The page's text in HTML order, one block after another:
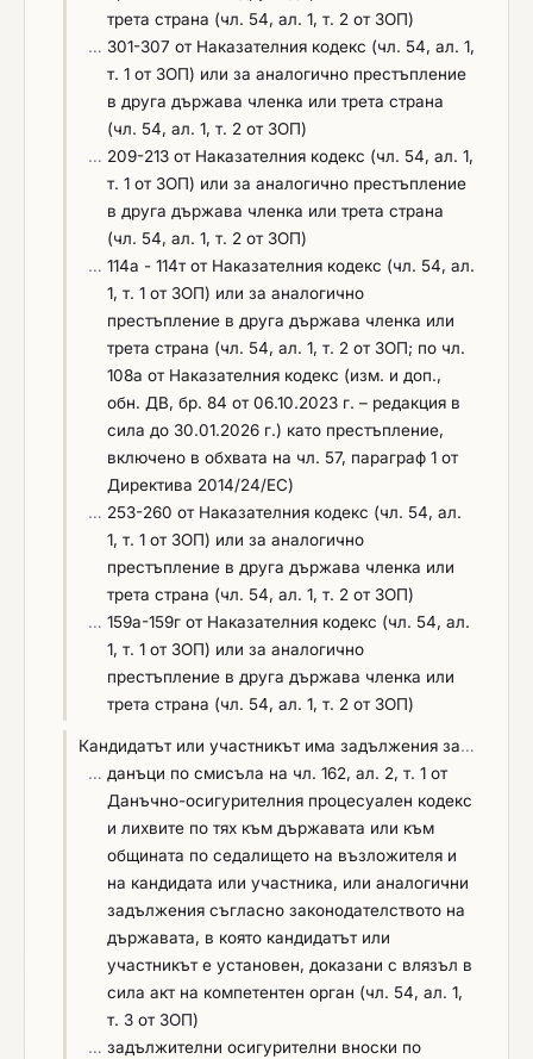
услугите, които са идентични или сходни с
предмета на обществената поръчка, изпълнени
за последните 3 (три) години, считано от датата
на подаване на офертата, с посочване на
гореописаната информация, стойностите, датите
и получателите на услугата. Списъкът се
попълва в ЕЕДОП (част IV, буква В „Технически
и професионални способности“). При поискване
от страна на възложителя, в случаите по чл. 67,
ал. 5 от ЗОП и при сключване на договор,
съгласно чл. 112, ал. 1, т. 2 от ЗОП, участникът
представя документите, които доказват
извършването на посочената в ЕЕДОП услуга.
Доказателствата следва да бъдат издадени от
получателя на услугата или чрез посочване на
публичен регистър, в който е публикувана
информация за услугата, съгласно чл. 67, ал. 8
от ЗОП.
притежава документ, удостоверяващ
придобитата минимум III-та квалификационна
група при безопасност при работа по
електрически уредби и мрежи до 1000V по реда
на Правилника за безопасност и здраве при
работа по електрообзавеждането с напрежение
до 1000 V, или еквивалентен документ, съгласно
законодателството на държавата членка, в която
е установен участникът. При подаване на
офертата, участникът декларира съответствието
си с изискването по т. 2, като предоставя списък
на лицата с професионална компетентност.
Списъкът на лицата с професионалната
компетентност се попълва в ЕЕДОП (част IV,
буква В). В случай, че доказателствата за
посочената информация се съдържат в
публичен регистър или са достъпни, следва да
се посочи в ЕЕДОП препратка към публичния
регистър. В случаите на чл. 67, ал. 5 от ЗОП и
при сключване на договор, съгласно чл. 112, ал.
1, т. 2 от ЗОП, за доказване на съответствие с
поставения критерий за подбор, участникът
представя следните документи: списък на екипа,
които ще изпълнява поръчката, както и
документи, които доказват професионалната
компетентност на лицата.
трета страна (чл. 54, ал. 1, т. 2 от ЗОП)
… 301-307 от Наказателния кодекс (чл. 54, ал. 1,
т. 1 от ЗОП) или за аналогично престъпление
в друга държава членка или трета страна
(чл. 54, ал. 1, т. 2 от ЗОП)
… 209-213 от Наказателния кодекс (чл. 54, ал. 1,
т. 1 от ЗОП) или за аналогично престъпление
в друга държава членка или трета страна
(чл. 54, ал. 1, т. 2 от ЗОП)
… 114а - 114т от Наказателния кодекс (чл. 54, ал.
1, т. 1 от ЗОП) или за аналогично
престъпление в друга държава членка или
трета страна (чл. 54, ал. 1, т. 2 от ЗОП; по чл.
108а от Наказателния кодекс (изм. и доп.,
обн. ДВ, бр. 84 от 06.10.2023 г. – редакция в
сила до 30.01.2026 г.) като престъпление,
включено в обхвата на чл. 57, параграф 1 от
Директива 2014/24/ЕС)
… 253-260 от Наказателния кодекс (чл. 54, ал.
1, т. 1 от ЗОП) или за аналогично
престъпление в друга държава членка или
трета страна (чл. 54, ал. 1, т. 2 от ЗОП)
… 159а-159г от Наказателния кодекс (чл. 54, ал.
1, т. 1 от ЗОП) или за аналогично
престъпление в друга държава членка или
трета страна (чл. 54, ал. 1, т. 2 от ЗОП)
Кандидатът или участникът има задължения за…
… данъци по смисъла на чл. 162, ал. 2, т. 1 от
Данъчно-осигурителния процесуален кодекс
и лихвите по тях към държавата или към
общината по седалището на възложителя и
на кандидата или участника, или аналогични
задължения съгласно законодателството на
държавата, в която кандидатът или
участникът е установен, доказани с влязъл в
сила акт на компетентен орган (чл. 54, ал. 1,
т. 3 от ЗОП)
… задължителни осигурителни вноски по